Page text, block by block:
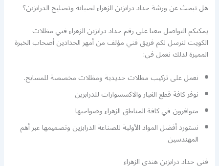
هل تبحث عن ورشة حداد درابزين الزهراء لصيانة وتصليح الدرابزين؟
يمكنكم التواصل معنا على رقم حداد درابزين الزهراء فني مظلات
الكويت لنرسل لكم فريق فني مؤلف من أمهر الحدادين أصحاب الخبرة
المميزة لذلك نعمل في:
نعمل على تركيب مظلات حديدية ومظلات مخصصة للمسابح.
نوفر كافة قطع الغيار والاكسسوارات للدرابزين
متوافرون في كافة المناطق الزهراء وضواحيها
نستورد أفضل المواد الأولية للصناعة الدرابزين وتصميمها عبر أهم
المهندسين
فني حداد درابزين هندي الزهراء